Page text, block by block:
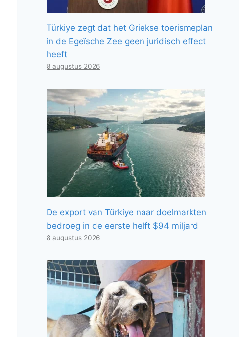
Türkiye zegt dat het Griekse toerismeplan
in de Egeïsche Zee geen juridisch effect
heeft
8 augustus 2026
De export van Türkiye naar doelmarkten
bedroeg in de eerste helft $94 miljard
8 augustus 2026